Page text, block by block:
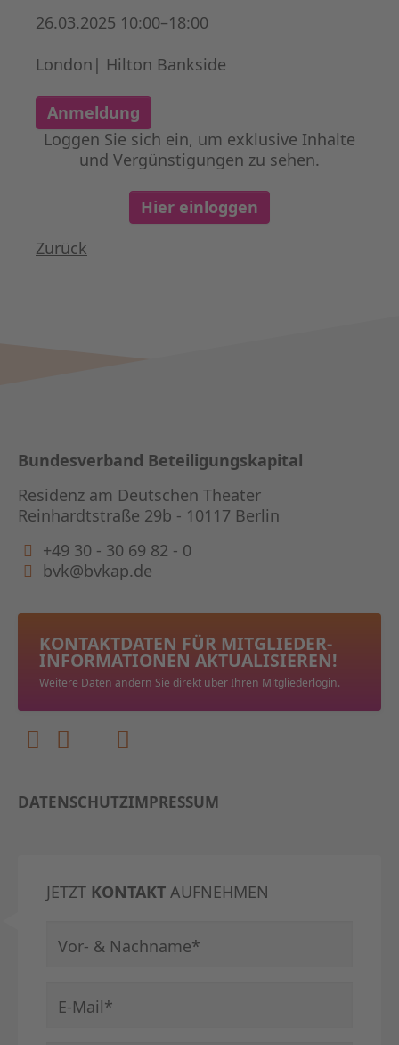
26.03.2025 10:00–18:00
London| Hilton Bankside
Anmeldung
Loggen Sie sich ein, um exklusive Inhalte
und Vergünstigungen zu sehen.
Hier einloggen
Zurück
Bundesverband Beteiligungskapital
Residenz am Deutschen Theater
Reinhardtstraße 29b - 10117 Berlin
+49 30 - 30 69 82 - 0
bvk@bvkap.de
KONTAKTDATEN FÜR MITGLIEDER­
INFORMATIONEN AKTUALISIEREN!
Weitere Daten ändern Sie direkt über Ihren Mitgliederlogin.
DATENSCHUTZIMPRESSUM
JETZT KONTAKT AUFNEHMEN
Pflichtfeld
Vor- & Nachname*
Pflichtfeld
E-Mail*